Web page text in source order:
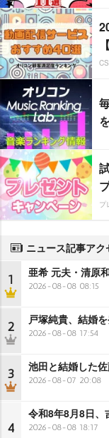
プ
ニュース記事ア
1 亜希 元夫・清原
2026-08-08 08:15
2 戸塚純貴、結婚
2026-08-08 17:54
3 池田と結婚した
2026-08-07 20:08
4
令和8年8月8日、
2026-08-08 18:17